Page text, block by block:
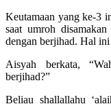
Keutamaan yang ke-3
saat umroh
dengan berjihad. Hal
Aisyah berkata,
berjihad?”
Beliau shallallahu